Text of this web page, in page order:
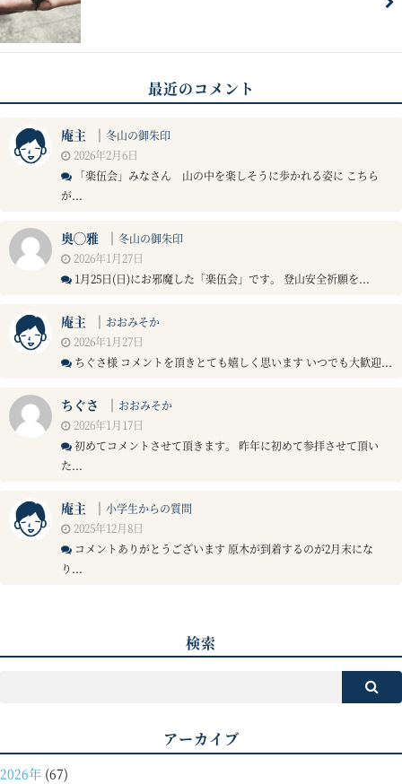
最近のコメント
庵主 ｜ 冬山の御朱印
2026年2月6日
「楽伍会」みなさん 山の中を楽しそうに歩かれる姿に こちら
が...
奥◯雅 ｜ 冬山の御朱印
2026年1月27日
1月25日(日)にお邪魔した「楽伍会」です。 登山安全祈願を...
庵主 ｜ おおみそか
2026年1月27日
ちぐさ様 コメントを頂きとても嬉しく思います いつでも大歓迎...
ちぐさ ｜ おおみそか
2026年1月17日
初めてコメントさせて頂きます。 昨年に初めて参拝させて頂い
た...
庵主 ｜ 小学生からの質問
2025年12月8日
コメントありがとうございます 原木が到着するのが2月末にな
り...
検索
アーカイブ
2026年 (67)